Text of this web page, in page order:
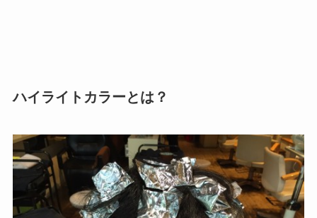
ハイライトカラーとは？